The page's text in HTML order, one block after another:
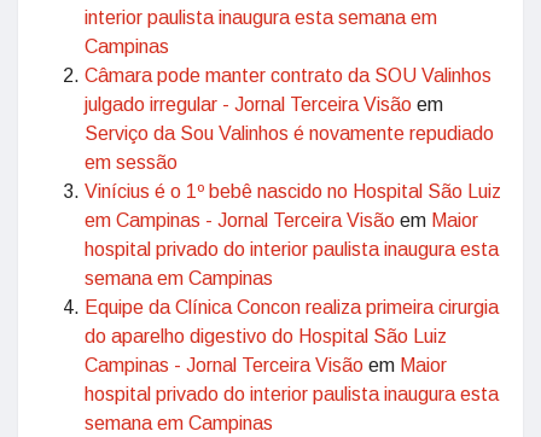
interior paulista inaugura esta semana em
Campinas
Câmara pode manter contrato da SOU Valinhos
julgado irregular - Jornal Terceira Visão em
Serviço da Sou Valinhos é novamente repudiado
em sessão
Vinícius é o 1º bebê nascido no Hospital São Luiz
em Campinas - Jornal Terceira Visão em Maior
hospital privado do interior paulista inaugura esta
semana em Campinas
Equipe da Clínica Concon realiza primeira cirurgia
do aparelho digestivo do Hospital São Luiz
Campinas - Jornal Terceira Visão em Maior
hospital privado do interior paulista inaugura esta
semana em Campinas